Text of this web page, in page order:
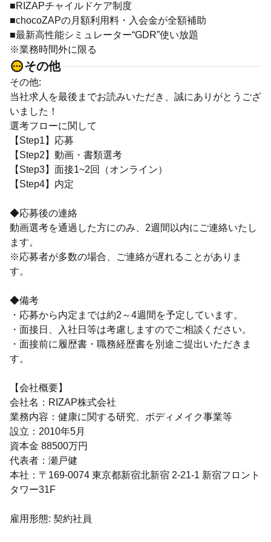
■RIZAPチャイルドケア制度
■chocoZAPの月額利用料・入会金が全額補助
■最新高性能シミュレーター“GDR”使い放題
※業務時間外に限る
その他
その他:
当社求人を最後までお読みいただき、誠にありがとうござ
いました！
選考フローに関して
【Step1】応募
【Step2】動画・書類選考
【Step3】面接1~2回（オンライン）
【Step4】内定
◆応募後の連絡
動画選考を通過した方にのみ、2週間以内にご連絡いたし
ます。
※応募者が多数の場合、ご連絡が遅れることがありま
す。
◆備考
・応募から内定までは約2～4週間を予定しています。
・面接日、入社日等は考慮しますのでご相談ください。
・面接前に履歴書・職務経歴書を別途ご提出いただきま
す。
【会社概要】
会社名：RIZAP株式会社
業務内容：健康に関する研究、ボディメイク事業等
設立：2010年5月
資本金 88500万円
代表者：瀬戸健
本社：〒169-0074 東京都新宿北新宿 2-21-1 新宿フロント
タワー31F
雇用形態: 契約社員